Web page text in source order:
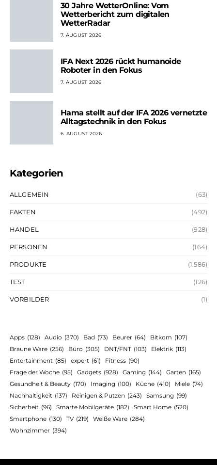
30 Jahre WetterOnline: Vom
Wetterbericht zum digitalen
WetterRadar
7. AUGUST 2026
IFA Next 2026 rückt humanoide
Roboter in den Fokus
7. AUGUST 2026
Hama stellt auf der IFA 2026 vernetzte
Alltagstechnik in den Fokus
6. AUGUST 2026
Kategorien
ALLGEMEIN (63)
FAKTEN (492)
HANDEL (928)
PERSONEN (164)
PRODUKTE (1.586)
TEST (126)
VORBILDER (1)
Apps (128) Audio (370) Bad (73) Beurer (64) Bitkom (107)
Braune Ware (256) Büro (305) DNT/FNT (103) Elektrik (113)
Entertainment (85) expert (61) Fitness (90)
Frage der Woche (95) Gadgets (928) Gaming (144) Garten (165)
Gesundheit & Beauty (170) Imaging (100) Küche (410) Miele (74)
Nachhaltigkeit (137) Reinigen & Putzen (243) Samsung (99)
Sicherheit (96) Smarte Mobilgeräte (182) Smart Home (520)
Smartphone (130) TV (219) Weiße Ware (284)
Wohnzimmer (394)